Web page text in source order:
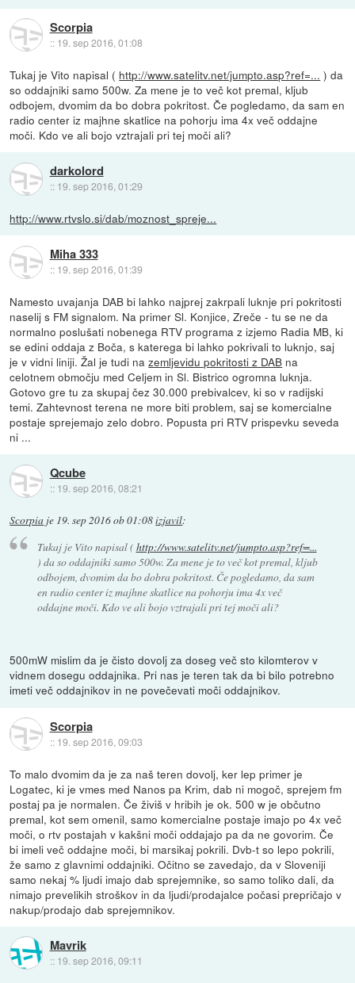
Scorpia
:: 19. sep 2016, 01:08
Tukaj je Vito napisal ( http://www.satelitv.net/jumpto.asp?ref=... ) da
so oddajniki samo 500w. Za mene je to več kot premal, kljub
odbojem, dvomim da bo dobra pokritost. Če pogledamo, da sam en
radio center iz majhne skatlice na pohorju ima 4x več oddajne
moči. Kdo ve ali bojo vztrajali pri tej moči ali?
darkolord
:: 19. sep 2016, 01:29
http://www.rtvslo.si/dab/moznost_spreje...
Miha 333
:: 19. sep 2016, 01:39
Namesto uvajanja DAB bi lahko najprej zakrpali luknje pri pokritosti
naselij s FM signalom. Na primer Sl. Konjice, Zreče - tu se ne da
normalno poslušati nobenega RTV programa z izjemo Radia MB, ki
se edini oddaja z Boča, s katerega bi lahko pokrivali to luknjo, saj
je v vidni liniji. Žal je tudi nazemljevidu pokritosti z DAB na
celotnem območju med Celjem in Sl. Bistrico ogromna luknja.
Gotovo gre tu za skupaj čez 30.000 prebivalcev, ki so v radijski
temi. Zahtevnost terena ne more biti problem, saj se komercialne
postaje sprejemajo zelo dobro. Popusta pri RTV prispevku seveda
ni ...
Qcube
:: 19. sep 2016, 08:21
Scorpia je 19. sep 2016 ob 01:08izjavil:
Tukaj je Vito napisal ( http://www.satelitv.net/jumpto.asp?ref=...
) da so oddajniki samo 500w. Za mene je to več kot premal, kljub
odbojem, dvomim da bo dobra pokritost. Če pogledamo, da sam
en radio center iz majhne skatlice na pohorju ima 4x več
oddajne moči. Kdo ve ali bojo vztrajali pri tej moči ali?
500mW mislim da je čisto dovolj za doseg več sto kilomterov v
vidnem dosegu oddajnika. Pri nas je teren tak da bi bilo potrebno
imeti več oddajnikov in ne povečevati moči oddajnikov.
Scorpia
:: 19. sep 2016, 09:03
To malo dvomim da je za naš teren dovolj, ker lep primer je
Logatec, ki je vmes med Nanos pa Krim, dab ni mogoč, sprejem fm
postaj pa je normalen. Če živiš v hribih je ok. 500 w je občutno
premal, kot sem omenil, samo komercialne postaje imajo po 4x več
moči, o rtv postajah v kakšni moči oddajajo pa da ne govorim. Če
bi imeli več oddajne moči, bi marsikaj pokrili. Dvb-t so lepo pokrili,
že samo z glavnimi oddajniki. Očitno se zavedajo, da v Sloveniji
samo nekaj % ljudi imajo dab sprejemnike, so samo toliko dali, da
nimajo prevelikih stroškov in da ljudi/prodajalce počasi prepričajo v
nakup/prodajo dab sprejemnikov.
Mavrik
:: 19. sep 2016, 09:11